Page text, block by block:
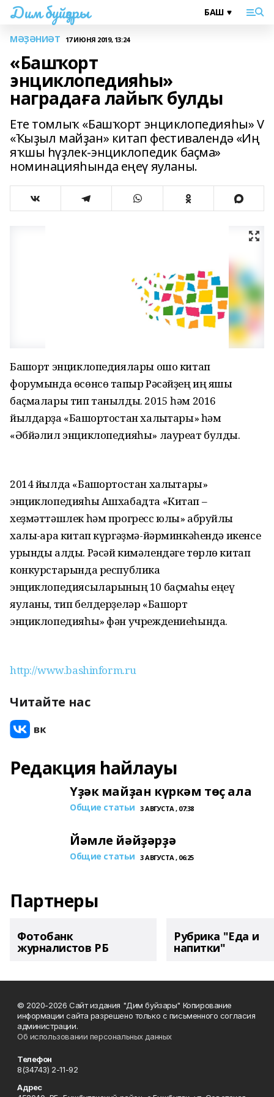
Дим буйҙары
МӘҘӘНИӘТ 17 ИЮНЯ 2019, 13:24
«Башҡорт
энциклопедияһы»
наградаға лайыҡ булды
Ете томлыҡ «Башҡорт энциклопедияһы» V
«Ҡыҙыл майҙан» китап фестивалендә «Иң
яҡшы һүҙлек-энциклопедик баҫма»
номинацияһында еңеү яуланы.
Башҡорт энциклопедиялары ошо китап
форумында өсөнсө тапҡыр Рәсәйҙең иң яҡшы
баҫмалары тип танылды. 2015 һәм 2016
йылдарҙа «Башҡортостан халыҡтары» һәм
«Әбйәлил энциклопедияһы» лауреат булды.
2014 йылда «Башҡортостан халыҡтары»
энциклопедияһы Ашхабадта «Китап –
хеҙмәттәшлек һәм прогресс юлы» абруйлы
халыҡ-ара китап күргәҙмә-йәрминкәһендә икенсе
урынды алды. Рәсәй кимәлендәге төрлө китап
конкурстарында республика
энциклопедиясыларының 10 баҫмаһы еңеү
яуланы, тип белдерҙеләр «Башҡорт
энциклопедияһы» фән учреждениеһында.
http://www.bashinform.ru
Читайте нас
Редакция һайлауы
Үҙәк майҙан күркәм төҫ ала
Общие статьи 3 АВГУСТА , 07:38
Йәмле йәйҙәрҙә
Общие статьи 3 АВГУСТА , 06:25
Партнеры
Фотобанк
журналистов РБ
Рубрика "Еда и
напитки"
© 2020-2026 Сайт издания "Дим буйзары" Копирование
информации сайта разрешено только с письменного согласия
администрации.
Об использовании персональных данных
Телефон
8(34743) 2-11-92
Адрес